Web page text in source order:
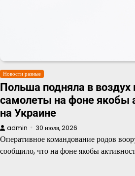
Новости разные
Польша подняла в воздух
самолеты на фоне якобы
на Украине
admin 30 июля, 2026
Оперативное командование родов
сообщило, что на фоне якобы